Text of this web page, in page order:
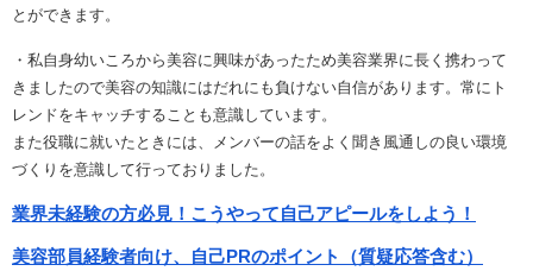
とができます。
・私自身幼いころから美容に興味があったため美容業界に長く携わって
きましたので美容の知識にはだれにも負けない自信があります。常にト
レンドをキャッチすることも意識しています。
また役職に就いたときには、メンバーの話をよく聞き風通しの良い環境
づくりを意識して行っておりました。
業界未経験の方必見！こうやって自己アピールをしよう！
美容部員経験者向け、自己PRのポイント（質疑応答含む）